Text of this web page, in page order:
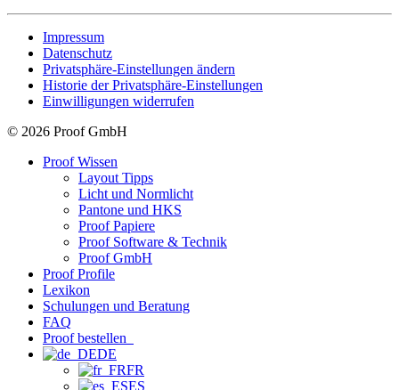
Impressum
Datenschutz
Privatsphäre-Einstellungen ändern
Historie der Privatsphäre-Einstellungen
Einwilligungen widerrufen
© 2026 Proof GmbH
Proof Wissen
Layout Tipps
Licht und Normlicht
Pantone und HKS
Proof Papiere
Proof Software & Technik
Proof GmbH
Proof Profile
Lexikon
Schulungen und Beratung
FAQ
Proof bestellen
DE
FR
ES